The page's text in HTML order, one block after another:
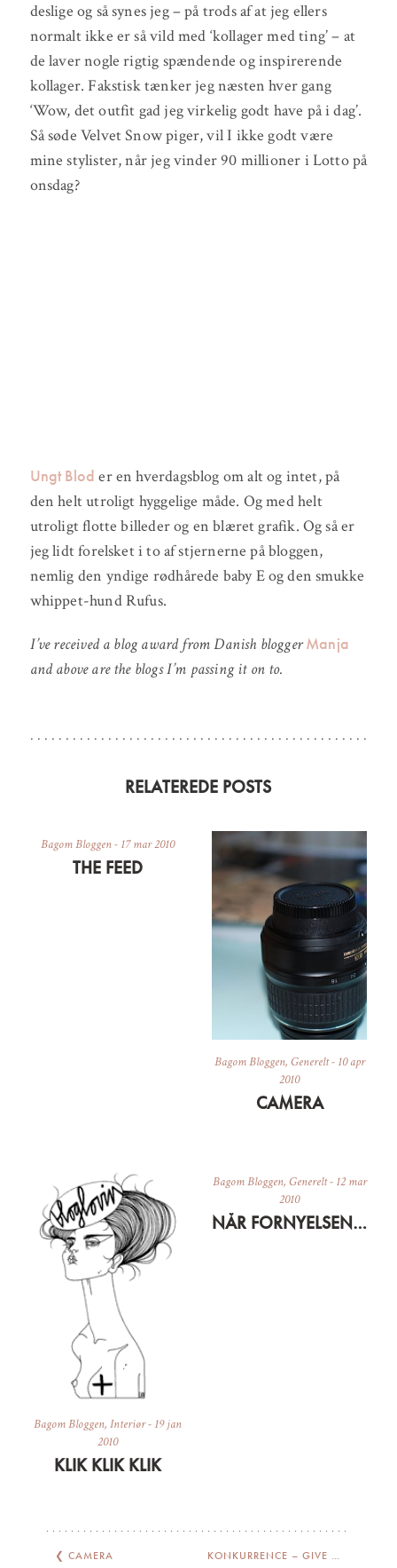
deslige og så synes jeg – på trods af at jeg ellers
normalt ikke er så vild med ‘kollager med ting’ – at
de laver nogle rigtig spændende og inspirerende
kollager. Fakstisk tænker jeg næsten hver gang
‘Wow, det outfit gad jeg virkelig godt have på i dag’.
Så søde Velvet Snow piger, vil I ikke godt være
mine stylister, når jeg vinder 90 millioner i Lotto på
onsdag?
Ungt Blod er en hverdagsblog om alt og intet, på
den helt utroligt hyggelige måde. Og med helt
utroligt flotte billeder og en blæret grafik. Og så er
jeg lidt forelsket i to af stjernerne på bloggen,
nemlig den yndige rødhårede baby E og den smukke
whippet-hund Rufus.
I’ve received a blog award from Danish bloggerManja
and above are the blogs I’m passing it on to.
RELATEREDE POSTS
Bagom Bloggen- 17 mar 2010
THE FEED
Bagom Bloggen, Generelt- 10 apr
2010
CAMERA
Bagom Bloggen, Interiør- 19 jan
2010
KLIK KLIK KLIK
Bagom Bloggen, Generelt- 12 mar
2010
NÅR FORNYELSENS FORKÆMPERE BLIVER KONSERVATIVE
❮ CAMERA KONKURRENCE – GIVE AWAY